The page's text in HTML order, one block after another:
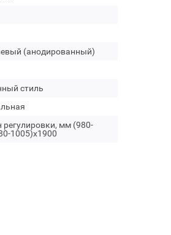
(анодированный)
стиль
регулировки, мм (980-
1005)x1900